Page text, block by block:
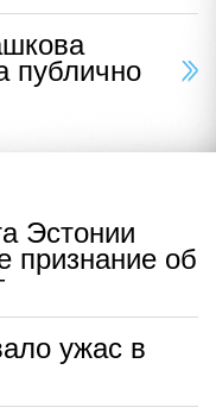
публично
Эстонии
признание об
ужас в